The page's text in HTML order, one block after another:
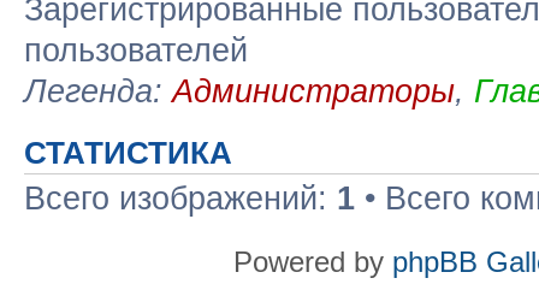
Зарегистрированные
пользователей
Легенда:Администраторы,
СТАТИСТИКА
Всего изображений: 1 • Всего
Powered by phpBB